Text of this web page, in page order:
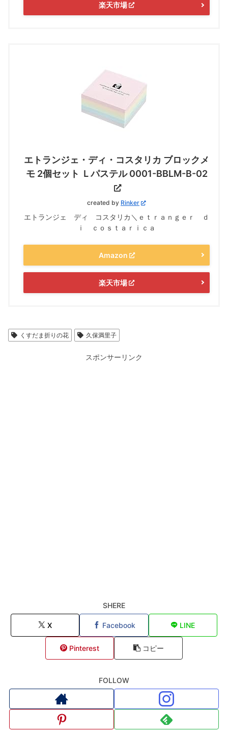
楽天市場
エトランジェ・ディ・コスタリカ ブロックメ
モ 2個セット Ｌパステル 0001-BBLM-B-02
created by Rinker
エトランジェ ディ コスタリカ＼ｅｔｒａｎｇｅｒ ｄ
ｉ ｃｏｓｔａｒｉｃａ
Amazon
楽天市場
くすだま折りの花 久保満里子
スポンサーリンク
SHERE
X Facebook LINE
Pinterest コピー
FOLLOW